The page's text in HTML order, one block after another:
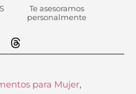
Te asesoramos
personalmente
para Mujer,